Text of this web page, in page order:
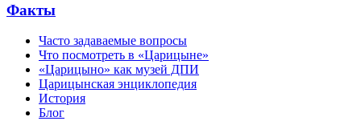
Факты
Часто задаваемые вопросы
Что посмотреть в «Царицыне»
«Царицыно» как музей ДПИ
Царицынская энциклопедия
История
Блог